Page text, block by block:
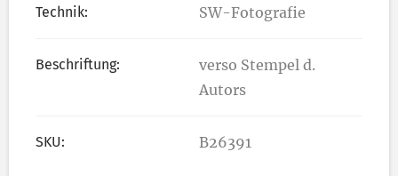
Technik: SW-Fotografie
Beschriftung:
verso Stempel d.
Autors
SKU: B26391